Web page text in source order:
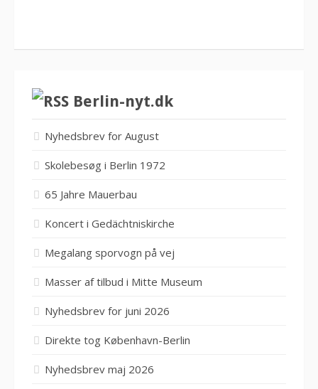
Berlin-nyt.dk
Nyhedsbrev for August
Skolebesøg i Berlin 1972
65 Jahre Mauerbau
Koncert i Gedächtniskirche
Megalang sporvogn på vej
Masser af tilbud i Mitte Museum
Nyhedsbrev for juni 2026
Direkte tog København-Berlin
Nyhedsbrev maj 2026